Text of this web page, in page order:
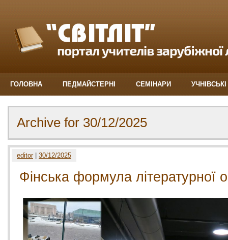
ГОЛОВНА ПЕДМАЙСТЕРНІ СЕМІНАРИ
Archive for 30/12/2025
editor| 30/12/2025
Фінська формула літературної